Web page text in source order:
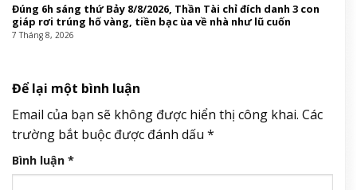
Đúng 6h sáng thứ Bảy 8/8/2026, Thần Tài chỉ đích danh 3 con
giáp rơi trúng hố vàng, tiền bạc ùa về nhà như lũ cuốn
7 Tháng 8, 2026
Để lại một bình luận
Email của bạn sẽ không được hiển thị công khai. Các
trường bắt buộc được đánh dấu *
Bình luận *